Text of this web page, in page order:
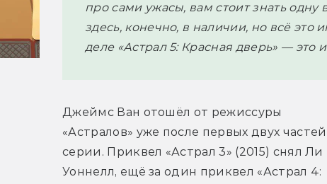
про сами ужасы, вам стоит знать
здесь, конечно, в наличии, но всё это
деле «Астрал 5: Красная дверь» — это
Джеймс Ван отошёл от режиссуры
«Астралов» уже после первых двух частей
серии. Приквел «Астрал 3» (2015) снял Ли
Уоннелл, ещё за один приквел «Астрал 4: